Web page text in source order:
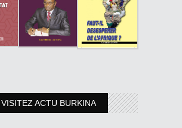
VISITEZ ACTU BURKINA